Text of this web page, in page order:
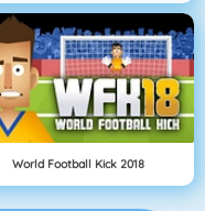
World Football Kick 2018